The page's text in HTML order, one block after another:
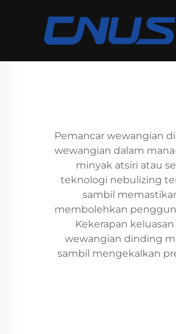
Pemancar wewangian
wewangian dalam
minyak atsiri atau
teknologi nebulizing
sambil
membolehkan
Kekerapan
wewangian dinding
sambil mengekalkan